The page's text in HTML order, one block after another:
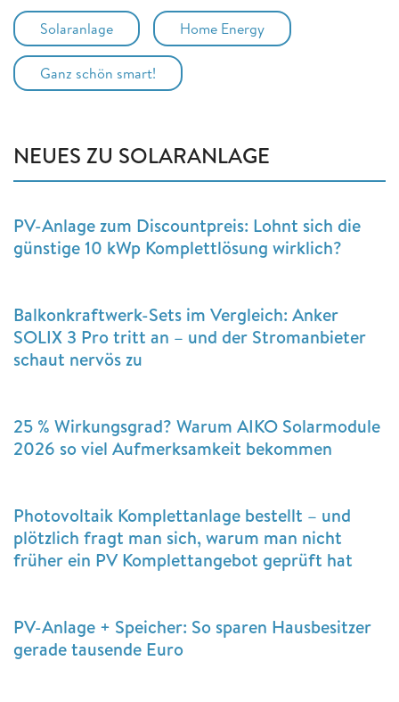
Solaranlage Home Energy
Ganz schön smart!
NEUES ZU SOLARANLAGE
PV-Anlage zum Discountpreis: Lohnt sich die
günstige 10 kWp Komplettlösung wirklich?
Balkonkraftwerk-Sets im Vergleich: Anker
SOLIX 3 Pro tritt an – und der Stromanbieter
schaut nervös zu
25 % Wirkungsgrad? Warum AIKO Solarmodule
2026 so viel Aufmerksamkeit bekommen
Photovoltaik Komplettanlage bestellt – und
plötzlich fragt man sich, warum man nicht
früher ein PV Komplettangebot geprüft hat
PV-Anlage + Speicher: So sparen Hausbesitzer
gerade tausende Euro